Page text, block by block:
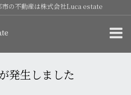
市の不動産は株式会社Luca estate
発生しました